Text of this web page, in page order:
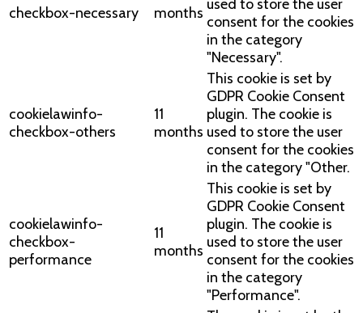
checkbox-necessary
months used to store the user
consent for the cookies
in the category
"Necessary".
cookielawinfo-
checkbox-others
11
months
This cookie is set by
GDPR Cookie Consent
plugin. The cookie is
used to store the user
consent for the cookies
in the category "Other.
cookielawinfo-
checkbox-
performance
11
months
This cookie is set by
GDPR Cookie Consent
plugin. The cookie is
used to store the user
consent for the cookies
in the category
"Performance".